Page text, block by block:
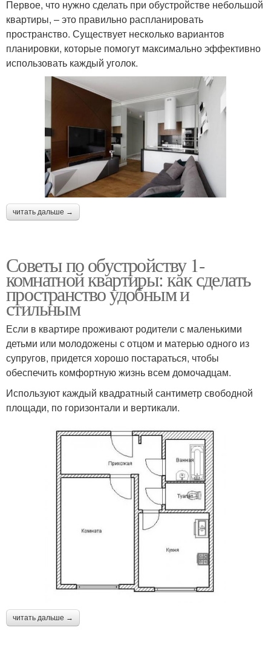
Первое, что нужно сделать при обустройстве небольшой
квартиры, – это правильно распланировать
пространство. Существует несколько вариантов
планировки, которые помогут максимально эффективно
использовать каждый уголок.
читать дальше →
Советы по обустройству 1-
комнатной квартиры: как сделать
пространство удобным и
стильным
Если в квартире проживают родители с маленькими
детьми или молодожены с отцом и матерью одного из
супругов, придется хорошо постараться, чтобы
обеспечить комфортную жизнь всем домочадцам.
Используют каждый квадратный сантиметр свободной
площади, по горизонтали и вертикали.
читать дальше →